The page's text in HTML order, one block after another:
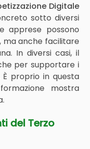
Digitale
sotto diversi
apprese possono
ma anche facilitare
In diversi casi, il
per supportare i
proprio in questa
mostra
del Terzo